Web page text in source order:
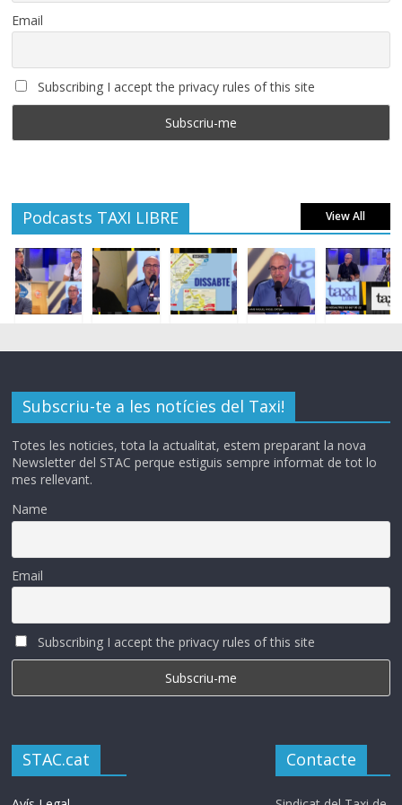
Email
Subscribing I accept the privacy rules of this site
Podcasts TAXI LIBRE View All
Subscriu-te a les notícies del Taxi!
Totes les noticies, tota la actualitat, estem preparant la nova
Newsletter del STAC perque estiguis sempre informat de tot lo
mes rellevant.
Name
Email
Subscribing I accept the privacy rules of this site
STAC.cat Contacte